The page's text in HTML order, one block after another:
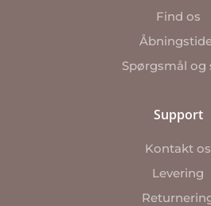
Find os
Spørgsmål og
Support
Kontakt os
Levering